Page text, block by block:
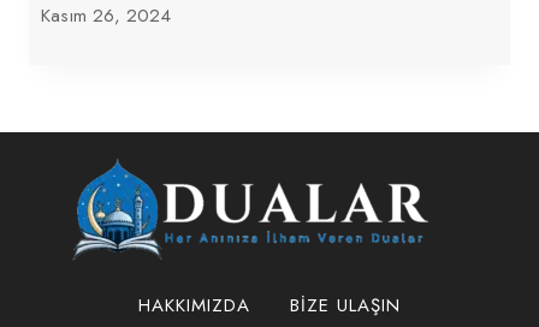
Kasım 26, 2024
HAKKIMIZDA BIZE ULAŞIN